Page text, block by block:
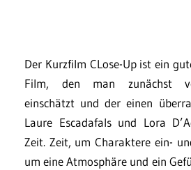
Der Kurzfilm CLose-Up ist ein
Film, den man zunächst
einschätzt und der einen
Laure Escadafals und Lora
Zeit. Zeit, um Charaktere ein-
um eine Atmosphäre und ein